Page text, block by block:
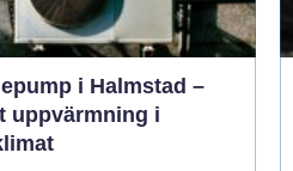
i Halmstad –
uppvärmning i